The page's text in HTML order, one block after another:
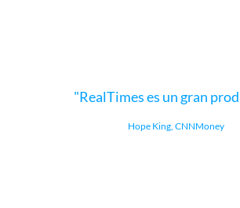
RealTimes es un gran
Hope King, CNNMoney